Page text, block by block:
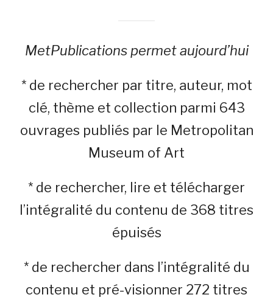
MetPublications permet aujourd’hui
* de rechercher par titre, auteur, mot
clé, thème et collection parmi 643
ouvrages publiés par le Metropolitan
Museum of Art
* de rechercher, lire et télécharger
l’intégralité du contenu de 368 titres
épuisés
* de rechercher dans l’intégralité du
contenu et pré-visionner 272 titres